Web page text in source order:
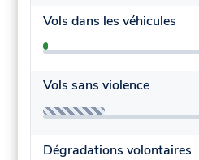
Vols dans les véhicules
Vols sans violence
Dégradations volontaires